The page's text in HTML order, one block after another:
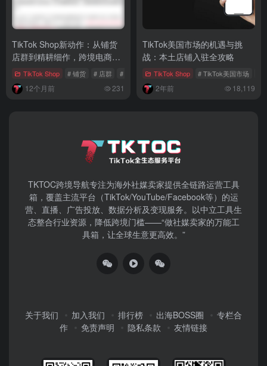
TikTok Shop新动作：从铺货
店群到精耕细作，跨境电商商
家如何破局
TikTok Shop # 铺货 # 店群 # TikTok铺货
12个月前 231
TikTok美国市场的机遇与挑
战：本土店铺入驻全攻略
TikTok Shop # TikTok美国市场
2年前 18,119
TKTOC跨境导航​专注为海外社媒卖家提供全链路运营工具
箱，覆盖主流平台（TikTok/YouTube/Facebook等）​的运
营、直播、广告投放、数据分析及变现服务。以中立工具生
态整合行业资源，降低跨境门槛——“做社媒卖家的万能工
具箱，让全球生意更高效。”
关于我们 加入我们 排行榜 出海BOSS圈
专栏合
作
免责声明 隐私条款 友情链接